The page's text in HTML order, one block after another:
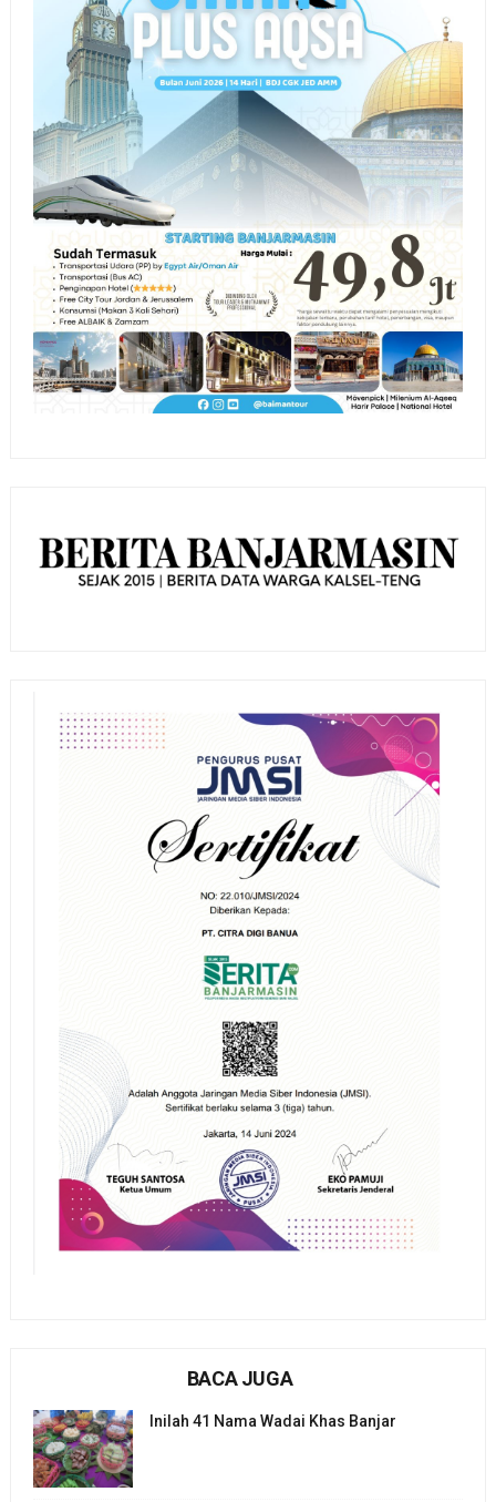
BACA JUGA
Inilah 41 Nama Wadai Khas Banjar